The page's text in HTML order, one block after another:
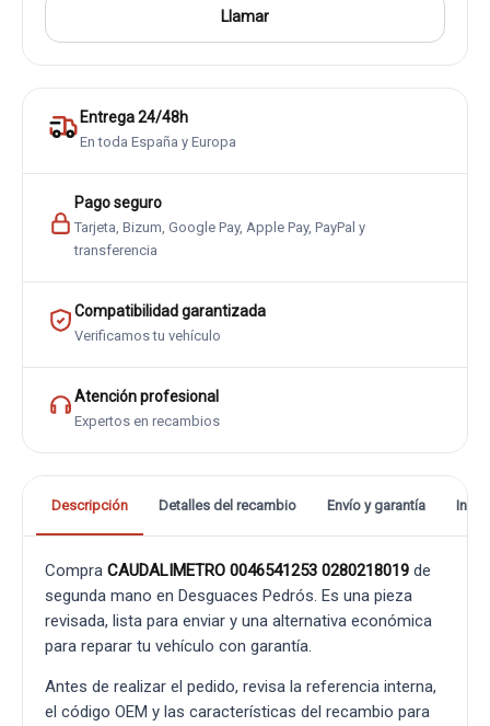
Llamar
Entrega 24/48h
En toda España y Europa
Pago seguro
Tarjeta, Bizum, Google Pay, Apple Pay, PayPal y
transferencia
Compatibilidad garantizada
Verificamos tu vehículo
Atención profesional
Expertos en recambios
Descripción Detalles del recambio Envío y garantía
Compra CAUDALIMETRO 0046541253 0280218019 de
segunda mano en Desguaces Pedrós. Es una pieza
revisada, lista para enviar y una alternativa económica
para reparar tu vehículo con garantía.
Antes de realizar el pedido, revisa la referencia interna,
el código OEM y las características del recambio para